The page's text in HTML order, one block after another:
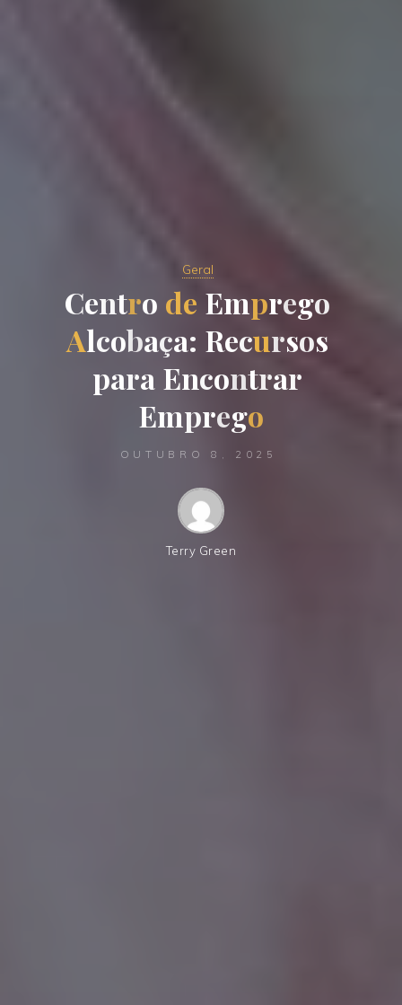
Geral
Centro de Emprego
Alcobaça: Recursos
para Encontrar
Emprego
OUTUBRO 8, 2025
Terry Green